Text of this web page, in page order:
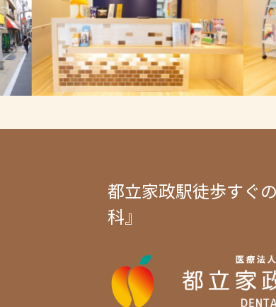
都立家政駅徒歩すぐ
科』